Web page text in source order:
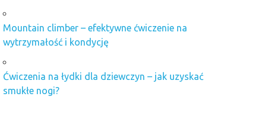
Mountain climber – efektywne ćwiczenie na
wytrzymałość i kondycję
Ćwiczenia na łydki dla dziewczyn – jak uzyskać
smukłe nogi?